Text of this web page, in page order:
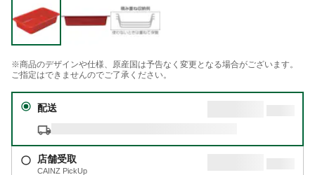
※商品のデザインや仕様、原産国は予告なく変更となる場合がございます。
ご指定はできませんのでご了承ください。
配送
店舗受取
CAINZ PickUp